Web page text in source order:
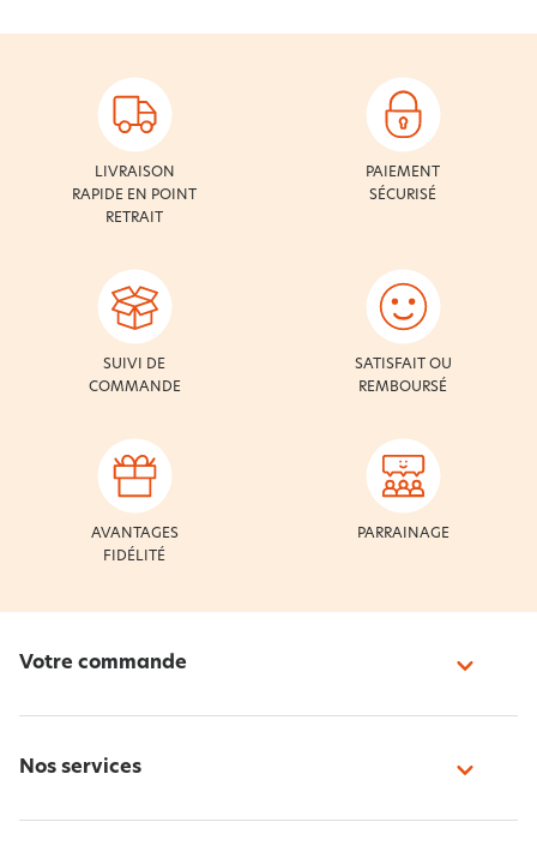
LIVRAISON
RAPIDE EN POINT
RETRAIT
PAIEMENT
SÉCURISÉ
SUIVI DE
COMMANDE
SATISFAIT OU
REMBOURSÉ
AVANTAGES
FIDÉLITÉ
PARRAINAGE
Votre commande
Nos services